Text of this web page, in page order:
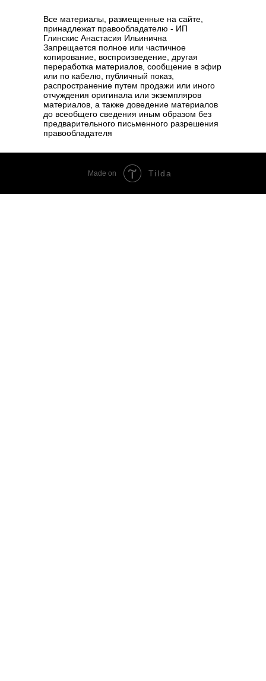
Все материалы, размещенные на сайте,
принадлежат правообладателю - ИП
Глинскис Анастасия Ильинична
Запрещается полное или частичное
копирование, воспроизведение, другая
переработка материалов, сообщение в эфир
или по кабелю, публичный показ,
распространение путем продажи или иного
отчуждения оригинала или экземпляров
материалов, а также доведение материалов
до всеобщего сведения иным образом без
предварительного письменного разрешения
правообладателя
Made on Tilda